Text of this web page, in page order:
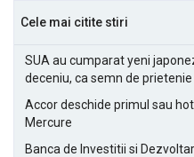
Cele mai citite stiri
SUA au cumparat yeni
deceniu, ca semn de prietenie
Accor deschide primul sau
Mercure
Banca de Investitii si